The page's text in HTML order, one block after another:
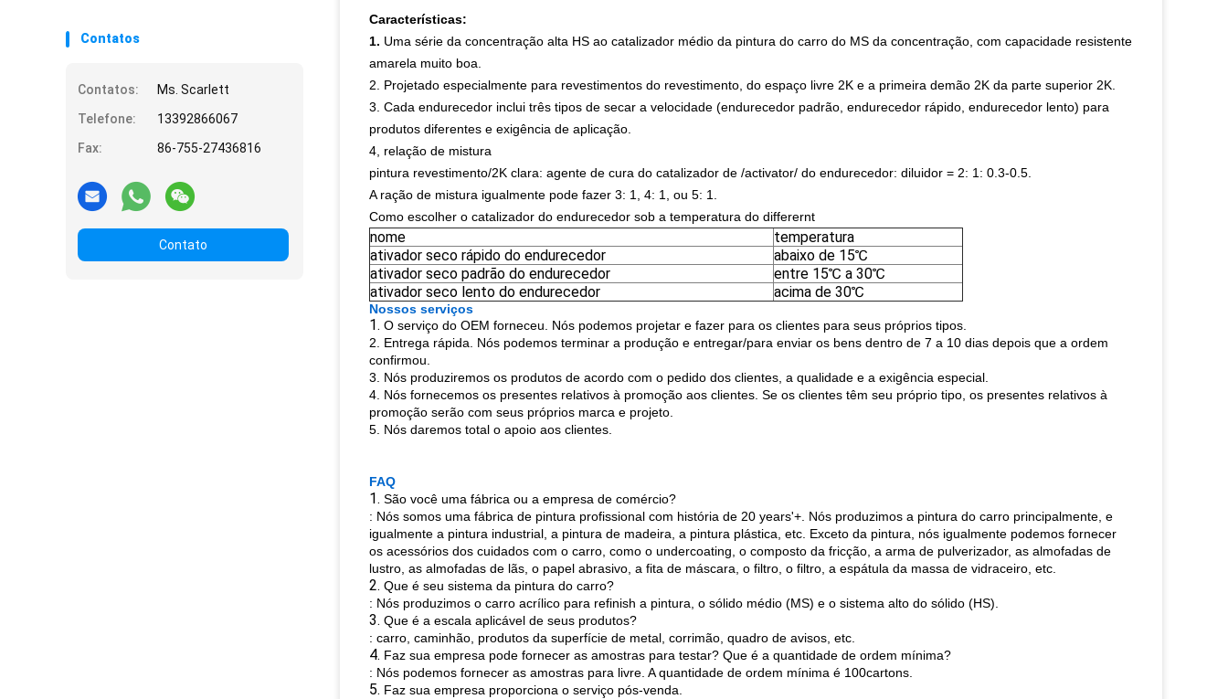
Contatos
Contatos:
Ms. Scarlett
Telefone:
13392866067
Fax:
86-755-27436816
Contato
Características:
1. Uma série da concentração alta HS ao catalizador médio da pintura do carro do MS da concentração, com capacidade resistente
amarela muito boa.
2. Projetado especialmente para revestimentos do revestimento, do espaço livre 2K e a primeira demão 2K da parte superior 2K.
3. Cada endurecedor inclui três tipos de secar a velocidade (endurecedor padrão, endurecedor rápido, endurecedor lento) para
produtos diferentes e exigência de aplicação.
4, relação de mistura
pintura revestimento/2K clara: agente de cura do catalizador de /activator/ do endurecedor: diluidor = 2: 1: 0.3-0.5.
A ração de mistura igualmente pode fazer 3: 1, 4: 1, ou 5: 1.
Como escolher o catalizador do endurecedor sob a temperatura do differernt
nome
temperatura
ativador seco rápido do endurecedor
abaixo de 15℃
ativador seco padrão do endurecedor
entre 15℃ a 30℃
ativador seco lento do endurecedor
acima de 30℃
Nossos serviços
1. O serviço do OEM forneceu. Nós podemos projetar e fazer para os clientes para seus próprios tipos.
2. Entrega rápida. Nós podemos terminar a produção e entregar/para enviar os bens dentro de 7 a 10 dias depois que a ordem
confirmou.
3. Nós produziremos os produtos de acordo com o pedido dos clientes, a qualidade e a exigência especial.
4. Nós fornecemos os presentes relativos à promoção aos clientes. Se os clientes têm seu próprio tipo, os presentes relativos à
promoção serão com seus próprios marca e projeto.
5. Nós daremos total o apoio aos clientes.
FAQ
1. São você uma fábrica ou a empresa de comércio?
: Nós somos uma fábrica de pintura profissional com história de 20 years'+. Nós produzimos a pintura do carro principalmente, e
igualmente a pintura industrial, a pintura de madeira, a pintura plástica, etc. Exceto da pintura, nós igualmente podemos fornecer
os acessórios dos cuidados com o carro, como o undercoating, o composto da fricção, a arma de pulverizador, as almofadas de
lustro, as almofadas de lãs, o papel abrasivo, a fita de máscara, o filtro, o filtro, a espátula da massa de vidraceiro, etc.
2. Que é seu sistema da pintura do carro?
: Nós produzimos o carro acrílico para refinish a pintura, o sólido médio (MS) e o sistema alto do sólido (HS).
3. Que é a escala aplicável de seus produtos?
: carro, caminhão, produtos da superfície de metal, corrimão, quadro de avisos, etc.
4. Faz sua empresa pode fornecer as amostras para testar? Que é a quantidade de ordem mínima?
: Nós podemos fornecer as amostras para livre. A quantidade de ordem mínima é 100cartons.
5. Faz sua empresa proporciona o serviço pós-venda.